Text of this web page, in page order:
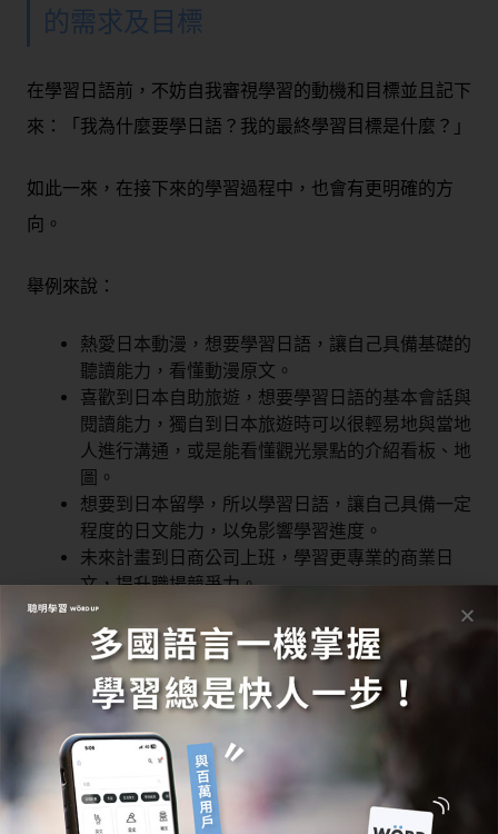
的需求及目標
在學習日語前，不妨自我審視學習的動機和目標並且記下
來：「我為什麼要學日語？我的最終學習目標是什麼？」
如此一來，在接下來的學習過程中，也會有更明確的方
向。
舉例來說：
熱愛日本動漫，想要學習日語，讓自己具備基礎的
聽讀能力，看懂動漫原文。
喜歡到日本自助旅遊，想要學習日語的基本會話與
閱讀能力，獨自到日本旅遊時可以很輕易地與當地
人進行溝通，或是能看懂觀光景點的介紹看板、地
圖。
想要到日本留學，所以學習日語，讓自己具備一定
程度的日文能力，以免影響學習進度。
未來計畫到日商公司上班，學習更專業的商業日
文，提升職場競爭力。
自學日文步驟二：訂定日文自學計
當需求及目標確立後，接下來就需要制定達成目標的計
畫。